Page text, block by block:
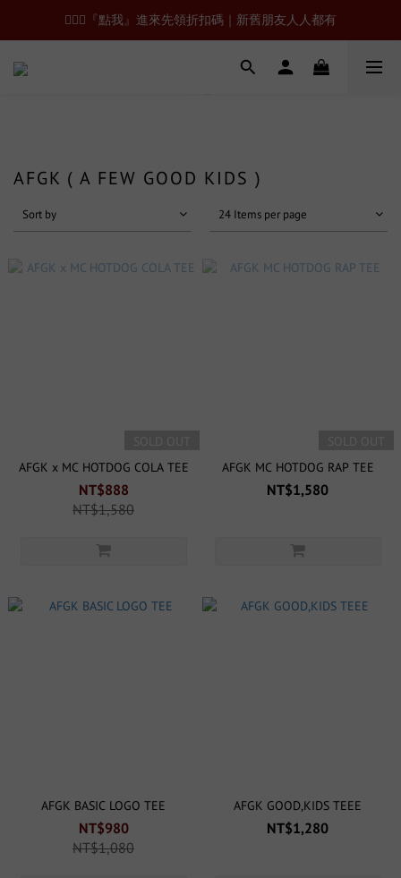
🙋🏻‍♂️『點我』進來先領折扣碼｜新舊朋友人人都有
AFGK ( A FEW GOOD KIDS )
Sort by 24 Items per page
AFGK x MC HOTDOG COLA TEE
NT$888
NT$1,580
AFGK MC HOTDOG RAP TEE
NT$1,580
AFGK BASIC LOGO TEE
NT$980
NT$1,080
AFGK GOOD,KIDS TEEE
NT$1,280